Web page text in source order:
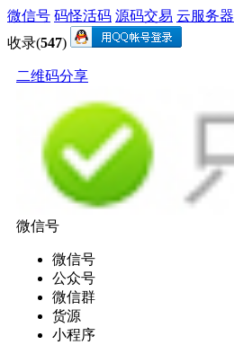
微信号 码怪活码 源码交易 云服务器
收录(547)
二维码分享
微信号
微信号
公众号
微信群
货源
小程序